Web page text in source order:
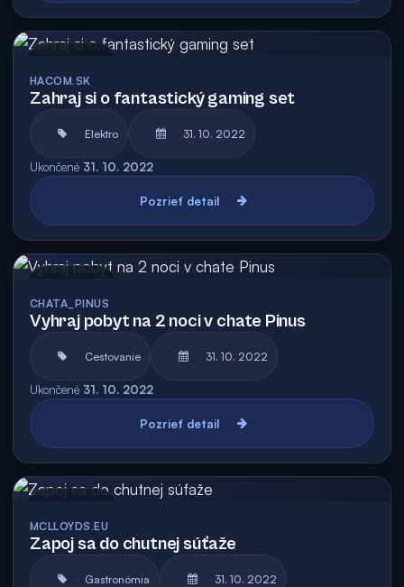
HACOM.SK
Zahraj si o fantastický gaming set
Elektro 31. 10. 2022
Ukončené 31. 10. 2022
Pozrieť detail
CHATA_PINUS
Vyhraj pobyt na 2 noci v chate Pinus
Cestovanie 31. 10. 2022
Ukončené 31. 10. 2022
Pozrieť detail
MCLLOYDS.EU
Zapoj sa do chutnej súťaže
Gastronómia 31. 10. 2022